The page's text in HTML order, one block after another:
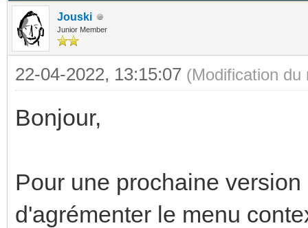
Jouski
Junior Member
22-04-2022, 13:15:07 (Modification
Bonjour,
Pour une prochaine
d'agrémenter le menu